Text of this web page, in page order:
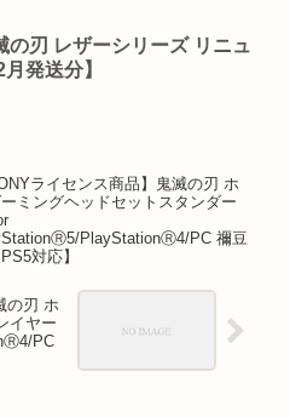
の刃 レザーシリーズ リニュ
発送分】
ライセンス商品】鬼滅の刃 ホ
ーミングヘッドセットスタンダー
PlayStationⓇ4/PC 禰豆
対応】
の刃 ホ
イヤー
PC